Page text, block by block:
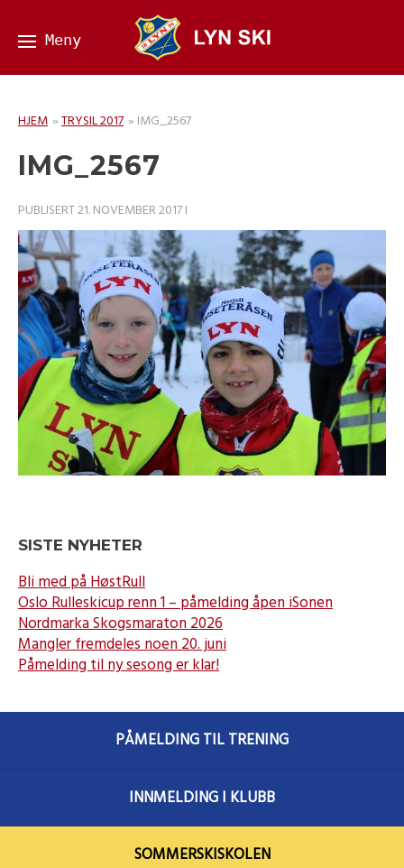
HJEM »TRYSIL 2017 » IMG_2567
IMG_2567
PUBLISERT21. NOVEMBER 2017I
SISTE NYHETER
Bli med på HøstRull
Oslo Rulleskicup renn 1 – påmelding åpen iSonen
Nordmarka Skogsmaraton 2026
Mangler fremdeles noen 20. juni
Påmelding til ny sesong er klar!
PÅMELDING TIL TRENING
INNMELDING I KLUBB
SOMMERSKISKOLEN